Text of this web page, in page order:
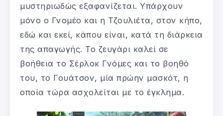
μυστηριωδώς εξαφανίζεται. Υπάρχουν
μόνο ο Γνομέο και η Τζουλιέτα, στον κήπο,
εδώ και εκεί, κάπου είναι, κατά τη διάρκεια
της απαγωγής. Το ζευγάρι καλεί σε
βοήθεια το Σέρλοκ Γνόμες και το βοηθό
του, το Γουάτσον, μία πρώην μασκότ, η
οποία τώρα ασχολείται με το έγκλημα.